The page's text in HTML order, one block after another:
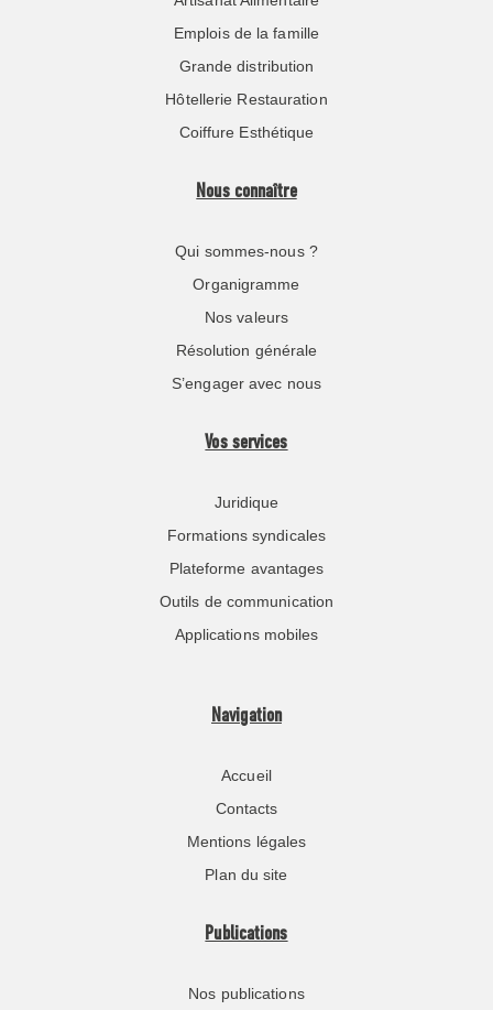
Emplois de la famille
Grande distribution
Hôtellerie Restauration
Coiffure Esthétique
Nous connaître
Qui sommes-nous ?
Organigramme
Nos valeurs
Résolution générale
S’engager avec nous
Vos services
Juridique
Formations syndicales
Plateforme avantages
Outils de communication
Applications mobiles
Navigation
Accueil
Contacts
Mentions légales
Plan du site
Publications
Nos publications